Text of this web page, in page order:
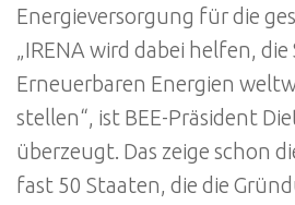
Energieversorgung für die
„IRENA wird dabei helfen,
Erneuerbaren Energien
stellen“, ist BEE-Präsident
überzeugt. Das zeige schon
fast 50 Staaten, die die